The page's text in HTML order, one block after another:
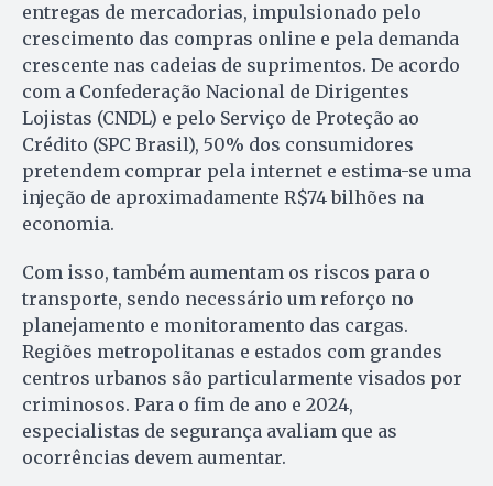
entregas de mercadorias, impulsionado pelo
crescimento das compras online e pela demanda
crescente nas cadeias de suprimentos. De acordo
com a Confederação Nacional de Dirigentes
Lojistas (CNDL) e pelo Serviço de Proteção ao
Crédito (SPC Brasil), 50% dos consumidores
pretendem comprar pela internet e estima-se uma
injeção de aproximadamente R$74 bilhões na
economia.
Com isso, também aumentam os riscos para o
transporte, sendo necessário um reforço no
planejamento e monitoramento das cargas.
Regiões metropolitanas e estados com grandes
centros urbanos são particularmente visados por
criminosos. Para o fim de ano e 2024,
especialistas de segurança avaliam que as
ocorrências devem aumentar.